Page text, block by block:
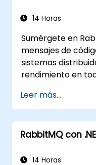
utilizando
14 Horas
Sumérgete en
mensajes de
sistemas
rendimiento en
AMQP,
mensajes,
configuraciones
los participantes
replicadas, la
Leer más...
RabbitMQ con
14 Horas